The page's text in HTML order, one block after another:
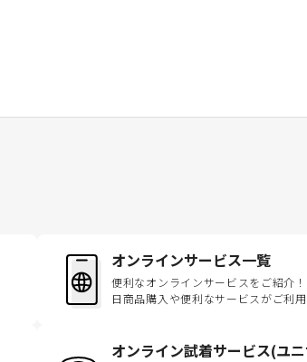
オンラインサービス一覧
便利なオンラインサービスをご紹介
日商品購入や便利なサービスがご利用
オンライン試着サービス(ユ